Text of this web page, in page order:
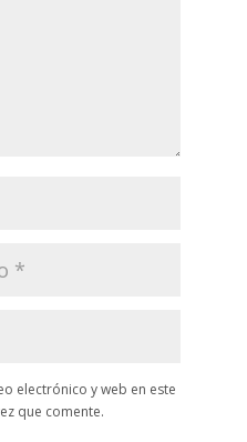
electrónico y web en este
que comente.